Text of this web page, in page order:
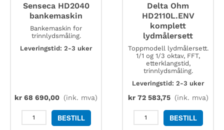
Senseca HD2040
bankemaskin
Bankemaskin for
trinnlydsmåling.
Leveringstid: 2-3 uker
kr 68 690,00 (ink. mva)
Senseca
HD2040
BESTILL
Delta Ohm
HD2110L.ENV
komplett
lydmålersett
Toppmodell lydmålersett.
1/1 og 1/3 oktav, FFT,
etterklangstid,
trinnlydsmåling.
Leveringstid: 2-3 uker
kr72 583,75 (ink. mva)
Delta
Ohm
BESTILL